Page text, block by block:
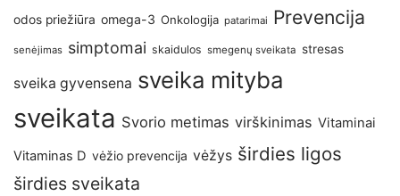
odos priežiūra omega-3 Onkologija patarimai Prevencija
senėjimas simptomai skaidulos smegenų sveikata stresas
sveika gyvensena sveika mityba
sveikata Svorio metimas virškinimas Vitaminai
Vitaminas D vėžio prevencija vėžys širdies ligos
širdies sveikata